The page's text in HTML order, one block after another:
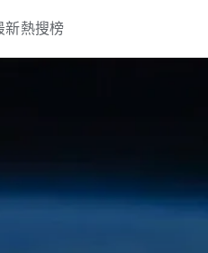
新熱搜榜